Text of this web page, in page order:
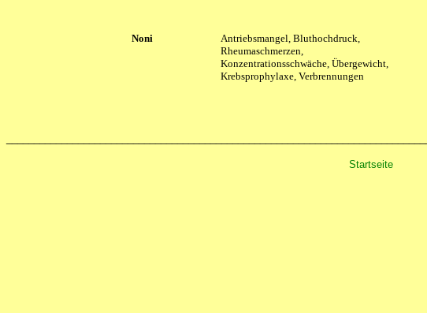
Noni
Antriebsmangel, Bluthochdruck,
Rheumaschmerzen,
Konzentrationsschwäche, Übergewicht,
Krebsprophylaxe, Verbrennungen
Startseite